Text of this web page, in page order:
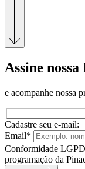
Assine
e acompanhe nossa
Cadastre seu e-mail:
Email*
Conformidade LGPD
programação da